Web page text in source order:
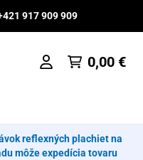
917 909 909
0,00 €
reflexných plachiet na
môže expedícia tovaru